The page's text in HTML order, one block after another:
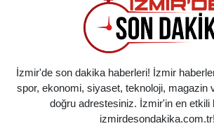
İzmir'de son dakika haberleri! İzmir
spor, ekonomi, siyaset, teknoloji, magazin
doğru adrestesiniz. İzmir'in en etkili
izmirdesondakika.com.tr!